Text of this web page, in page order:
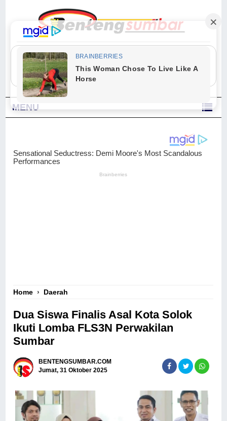
"Sesungguhnya Allah dan para malaikat-Nya berselawat untuk Nabi.
Wahai orang-orang yang beriman, berselawatlah kamu untuk Nabi dan
ucapkanlah salam dengan penuh penghormatan kepadanya." (Qs. Al
Ahzab Ayat 56)
MENU
Home › Daerah
Dua Siswa Finalis Asal Kota Solok
Ikuti Lomba FLS3N Perwakilan
Sumbar
BENTENGSUMBAR.COM
Jumat, 31 Oktober 2025